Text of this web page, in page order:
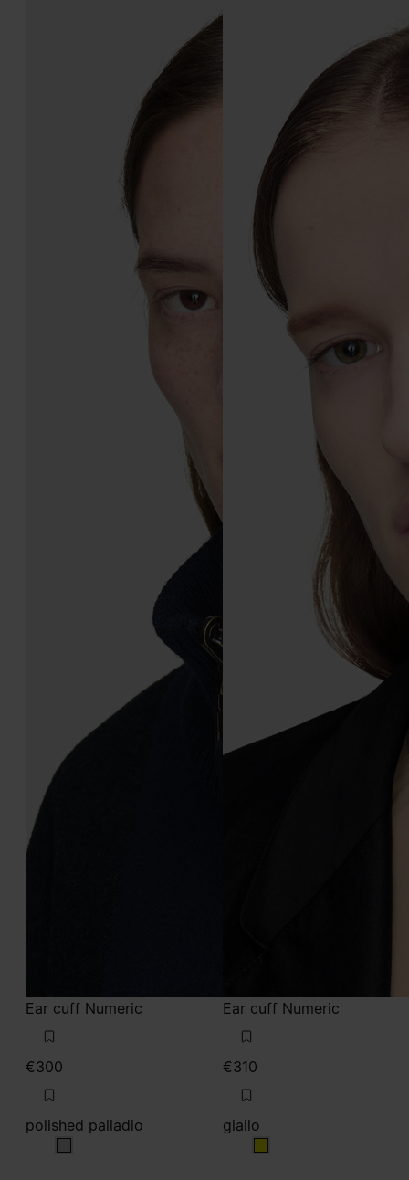
Ear cuff Numeric
€300
polished palladio
polished palladio
Ear cuff Numeric
€310
giallo
giallo